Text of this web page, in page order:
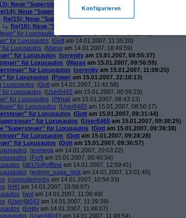
Neue "Supersteuer" für Luxusautos
Neue "Supersteuer" für Luxusautos(
Re(15): Neue "Supersteuer" für Luxusautos(wol
Re(16): Neue "Supersteuer" für Luxusautos
für Luxusautos(Slipknotam 14.01.2007, 15:12:44)
für Luxusautos (Gott am 14.01.2007, 11:35:20)
für Luxusautos (Marax am 14.01.2007, 18:49:59)
für Luxusautos (serenity am 15.01.2007, 09:55:37)
für Luxusautos (Marax am 15.01.2007, 09:56:59)
für Luxusautos (serenity am 15.01.2007, 11:09:25)
für Luxusautos (Power am 15.01.2007, 22:18:13)
Luxusautos (Gott am 14.01.2007, 11:41:58)
für Luxusautos (User6465 am 15.01.2007, 00:56:23)
für Luxusautos (Pfrnak am 15.01.2007, 08:43:13)
für Luxusautos (User6465 am 15.01.2007, 08:50:17)
für Luxusautos (Gott am 15.01.2007, 09:31:44)
für Luxusautos (User6465 am 15.01.2007, 09:38:25)
"Supersteuer" für Luxusautos (Gott am 15.01.2007, 09:39:38)
für Luxusautos (Gott am 15.01.2007, 09:28:28)
für Luxusautos (Gott am 15.01.2007, 09:36:57)
(eumega am 14.01.2007, 20:03:22)
(Forfi am 15.01.2007, 00:40:34)
(dEUS@offline am 14.01.2007, 12:59:41)
(extrem_oaga_nick am 14.01.2007, 13:01:45)
(computerherby am 14.01.2007, 10:54:33)
(HKI am 14.01.2007, 10:56:07)
(wol am 14.01.2007, 11:06:49)
(User48043 am 14.01.2007, 11:39:39)
(Entity am 14.01.2007, 11:46:07)
(User48043 am 14.01.2007, 11:48:54)
Konfigurieren